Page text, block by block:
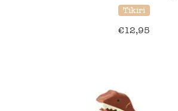
Tikiri
€12,95